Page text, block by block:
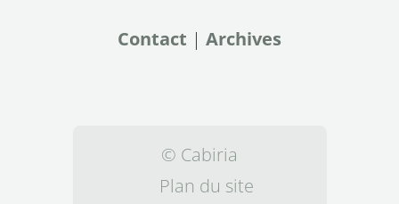
Contact | Archives
© Cabiria
Plan du site